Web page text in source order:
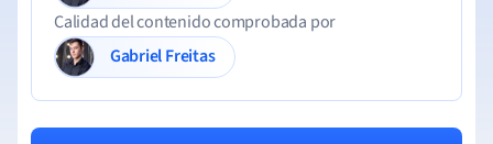
Calidad del contenido comprobada por
Gabriel Freitas